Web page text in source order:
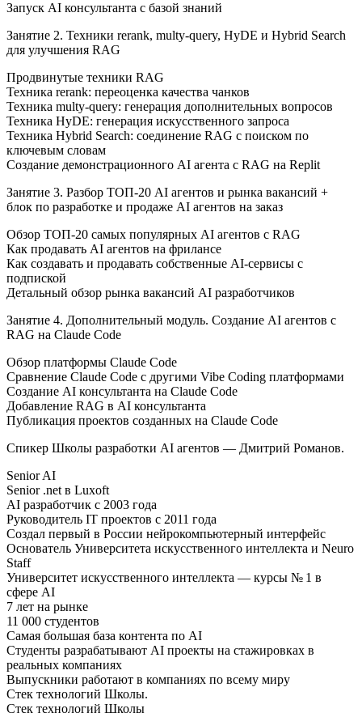
Запуск AI консультанта с базой знаний
Занятие 2. Техники rerank, multy-query, HyDE и Hybrid Search
для улучшения RAG
Продвинутые техники RAG
Техника rerank: переоценка качества чанков
Техника multy-query: генерация дополнительных вопросов
Техника HyDE: генерация искусственного запроса
Техника Hybrid Search: соединение RAG с поиском по
ключевым словам
Создание демонстрационного AI агента с RAG на Replit
Занятие 3. Разбор ТОП-20 AI агентов и рынка вакансий +
блок по разработке и продаже AI агентов на заказ
Обзор ТОП-20 самых популярных AI агентов с RAG
Как продавать AI агентов на фрилансе
Как создавать и продавать собственные AI-сервисы с
подпиской
Детальный обзор рынка вакансий AI разработчиков
Занятие 4. Дополнительный модуль. Создание AI агентов с
RAG на Claude Code
Обзор платформы Claude Code
Сравнение Claude Code с другими Vibe Coding платформами
Создание AI консультанта на Claude Code
Добавление RAG в AI консультанта
Публикация проектов созданных на Claude Code
Спикер Школы разработки AI агентов — Дмитрий Романов.
Senior AI
Senior .net в Luxoft
AI разработчик с 2003 года
Руководитель IT проектов с 2011 года
Создал первый в России нейрокомпьютерный интерфейс
Основатель Университета искусственного интеллекта и Neuro
Staff
Университет искусственного интеллекта — курсы № 1 в
сфере AI
7 лет на рынке
11 000 студентов
Самая большая база контента по AI
Студенты разрабатывают AI проекты на стажировках в
реальных компаниях
Выпускники работают в компаниях по всему миру
Стек технологий Школы.
Стек технологий Школы